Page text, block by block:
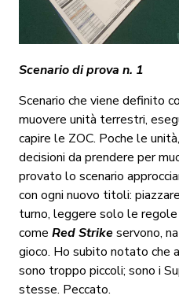
Scenario di prova n. 1
Scenario che viene definito
muovere unità terrestri,
capire le ZOC. Poche le
decisioni da prendere per
provato lo scenario
con ogni nuovo titoli:
turno, leggere solo le
come Red Strikeservono,
gioco. Ho subito notato che
sono troppo piccoli; sono i
stesse. Peccato.